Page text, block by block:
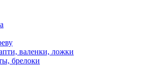
валенки, ложки
брелоки